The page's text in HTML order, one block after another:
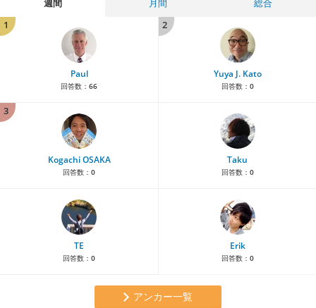
週間 月間
総合
1
Paul
回答数： 66
2
Yuya J. Kato
回答数： 0
3
Kogachi OSAKA
回答数： 0
Taku
回答数： 0
TE
回答数： 0
Erik
回答数： 0
アンカー一覧